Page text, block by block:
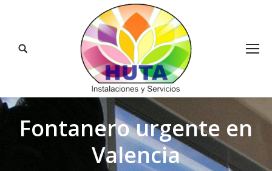
Buscar:
Fontanero urgente en
Valencia